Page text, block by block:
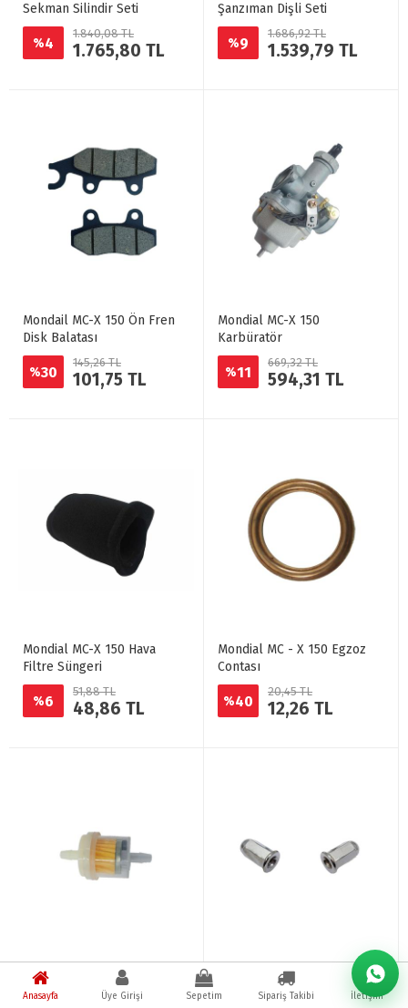
Anasayfa Üye Girişi Sepetim Sipariş Takibi İletişim
Sekman Silindir Seti
%4
1.840,08 TL
1.765,80 TL
Şanzıman Dişli Seti
%9
1.686,92 TL
1.539,79 TL
Mondail MC-X 150 Ön Fren
Disk Balatası
%30
145,26 TL
101,75 TL
Mondial MC-X 150
Karbüratör
%11
669,32 TL
594,31 TL
Mondial MC-X 150 Hava
Filtre Süngeri
%6
51,88 TL
48,86 TL
Mondial MC - X 150 Egzoz
Contası
%40
20,45 TL
12,26 TL
Mondial MC - X 150 Benzin
Süzgeci
Mondial MC-X 150 Egzoz
Somunu Takım